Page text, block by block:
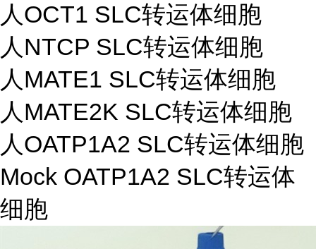
人OCT1 SLC转运体细胞
人NTCP SLC转运体细胞
人MATE1 SLC转运体细胞
人MATE2K SLC转运体细胞
人OATP1A2 SLC转运体细胞
Mock OATP1A2 SLC转运体
细胞